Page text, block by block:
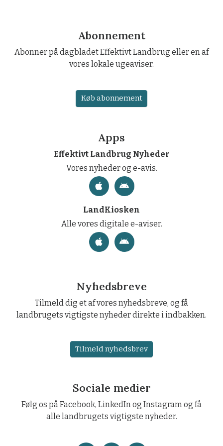
Abonnement
Abonner på dagbladet Effektivt Landbrug eller en af
vores lokale ugeaviser.
Køb abonnement
Apps
Effektivt Landbrug Nyheder
Vores nyheder og e-avis.
LandKiosken
Alle vores digitale e-aviser.
Nyhedsbreve
Tilmeld dig et af vores nyhedsbreve, og få
landbrugets vigtigste nyheder direkte i indbakken.
Tilmeld nyhedsbrev
Sociale medier
Følg os på Facebook, LinkedIn og Instagram og få
alle landbrugets vigtigste nyheder.